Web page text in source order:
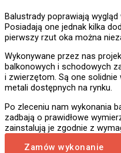
Balustrady poprawiają
Posiadają one jednak kilka
pierwszy rzut oka można
Wykonywane przez nas
balkonowych i schodowych
i zwierzętom. Są one
metali dostępnych na rynku.
Po zleceniu nam wykonania
zadbają o prawidłowe
zainstalują je zgodnie z
Zamów wykonanie